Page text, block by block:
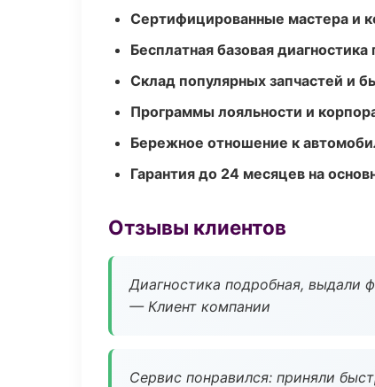
Сертифицированные мастера и
Бесплатная базовая
Склад популярных запчастей и
Программы лояльности и
Бережное отношение к
Гарантия до 24 месяцев на
Отзывы клиентов
Диагностика подробная, выдали
— Клиент компании
Сервис понравился: приняли